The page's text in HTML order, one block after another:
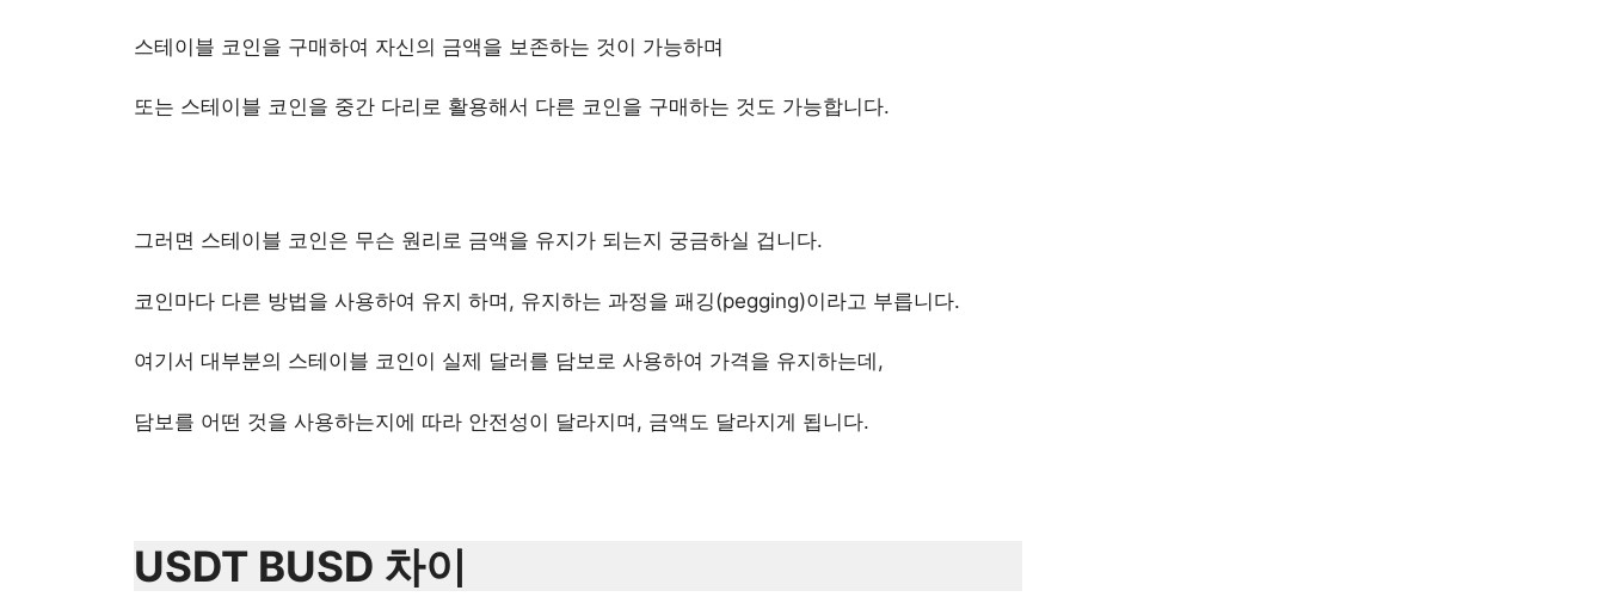
스테이블 코인을 구매하여 자신의 금액을 보존하는 것이 가능하며
또는 스테이블 코인을 중간 다리로 활용해서 다른 코인을 구매하는 것도 가능합니다.
그러면 스테이블 코인은 무슨 원리로 금액을 유지가 되는지 궁금하실 겁니다.
코인마다 다른 방법을 사용하여 유지 하며, 유지하는 과정을 패깅(pegging)이라고 부릅니다.
여기서 대부분의 스테이블 코인이 실제 달러를 담보로 사용하여 가격을 유지하는데,
담보를 어떤 것을 사용하는지에 따라 안전성이 달라지며, 금액도 달라지게 됩니다.
USDT BUSD 차이